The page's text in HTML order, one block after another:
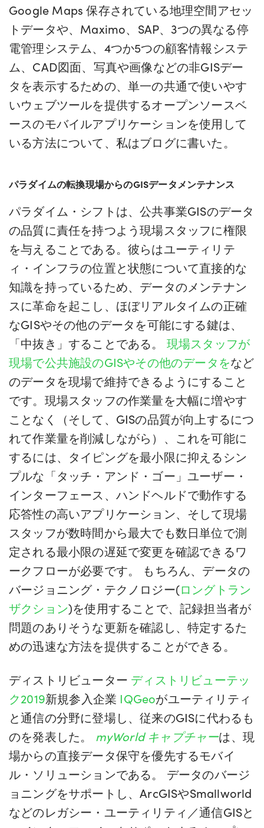
Google Maps 保存されている地理空間アセッ
トデータや、Maximo、SAP、3つの異なる停
電管理システム、4つか5つの顧客情報システ
ム、CAD図面、写真や画像などの非GISデー
タを表示するための、単一の共通で使いやす
いウェブツールを提供するオープンソースベ
ースのモバイルアプリケーションを使用して
いる方法について、私はブログに書いた。
パラダイムの転換現場からのGISデータメンテナンス
パラダイム・シフトは、公共事業GISのデータ
の品質に責任を持つよう現場スタッフに権限
を与えることである。彼らはユーティリテ
ィ・インフラの位置と状態について直接的な
知識を持っているため、データのメンテナン
スに革命を起こし、ほぼリアルタイムの正確
なGISやその他のデータを可能にする鍵は、
「中抜き」することである。 現場スタッフが
現場で公共施設のGISやその他のデータをなど
のデータを現場で維持できるようにすること
です。現場スタッフの作業量を大幅に増やす
ことなく（そして、GISの品質が向上するにつ
れて作業量を削減しながら）、これを可能に
するには、タイピングを最小限に抑えるシン
プルな「タッチ・アンド・ゴー」ユーザー・
インターフェース、ハンドヘルドで動作する
応答性の高いアプリケーション、そして現場
スタッフが数時間から最大でも数日単位で測
定される最小限の遅延で変更を確認できるワ
ークフローが必要です。 もちろん、データの
バージョニング・テクノロジー(ロングトラン
ザクション)を使用することで、記録担当者が
問題のありそうな更新を確認し、特定するた
めの迅速な方法を提供することができる。
ディストリビューター ディストリビューテッ
ク2019新規参入企業 IQGeoがユーティリティ
と通信の分野に登場し、従来のGISに代わるも
のを発表した。 myWorld キャプチャーは、現
場からの直接データ保守を優先するモバイ
ル・ソリューションである。 データのバージ
ョニングをサポートし、ArcGISやSmallworld
などのレガシー・ユーティリティ／通信GISと